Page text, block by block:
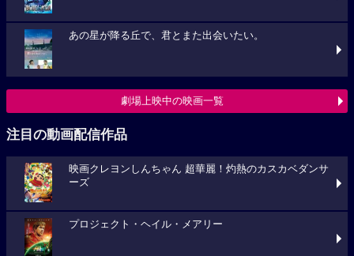
あの星が降る丘で、君とまた出会いたい。
劇場上映中の映画一覧
注目の動画配信作品
映画クレヨンしんちゃん 超華麗！灼熱のカスカベダンサ
ーズ
プロジェクト・ヘイル・メアリー